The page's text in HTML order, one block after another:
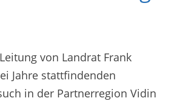
von Landrat Frank
Jahre stattfindenden
in der Partnerregion Vidin